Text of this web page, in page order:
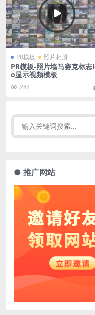
PR模板 照片相册
PR模板-照片墙马赛克标
o显示视频模板
282
● 推广网站